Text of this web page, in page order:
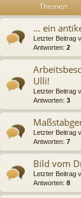
Themen
... ein
Letzter Beitrag
Antworten: 2
Ulli!
Letzter Beitrag
Antworten: 3
Letzter Beitrag
Antworten: 7
Bild vom
Letzter Beitrag
Antworten: 8